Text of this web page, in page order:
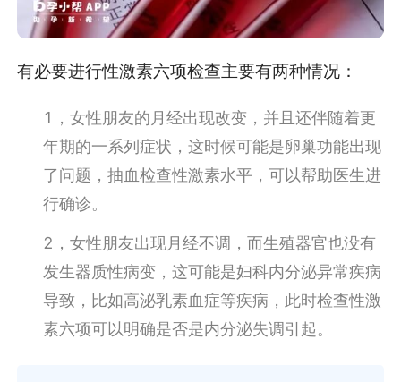
有必要进行性激素六项检查主要有两种情况：
1，女性朋友的月经出现改变，并且还伴随着更
年期的一系列症状，这时候可能是卵巢功能出现
了问题，抽血检查性激素水平，可以帮助医生进
行确诊。
2，女性朋友出现月经不调，而生殖器官也没有
发生器质性病变，这可能是妇科内分泌异常疾病
导致，比如高泌乳素血症等疾病，此时检查性激
素六项可以明确是否是内分泌失调引起。